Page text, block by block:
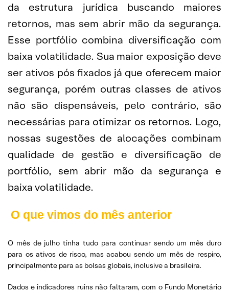
da estrutura jurídica buscando maiores
retornos, mas sem abrir mão da segurança.
Esse portfólio combina diversificação com
baixa volatilidade. Sua maior exposição deve
ser ativos pós fixados já que oferecem maior
segurança, porém outras classes de ativos
não são dispensáveis, pelo contrário, são
necessárias para otimizar os retornos. Logo,
nossas sugestões de alocações combinam
qualidade de gestão e diversificação de
portfólio, sem abrir mão da segurança e
baixa volatilidade.
O que vimos do mês anterior
O mês de julho tinha tudo para continuar sendo um mês duro
para os ativos de risco, mas acabou sendo um mês de respiro,
principalmente para as bolsas globais, inclusive a brasileira.
Dados e indicadores ruins não faltaram, com o Fundo Monetário